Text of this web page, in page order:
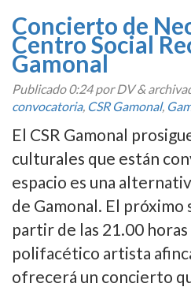
Concierto de
Centro Social
Gamonal
Publicado0:24por DV&
convocatoria, CSR Gamonal,
El CSR Gamonal
culturales que están
espacio es una
de Gamonal. El próximo
partir de las 21.00
polifacético artista
ofrecerá un concierto